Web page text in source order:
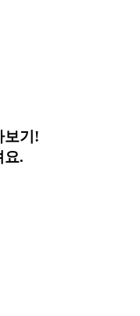
보기!
요.